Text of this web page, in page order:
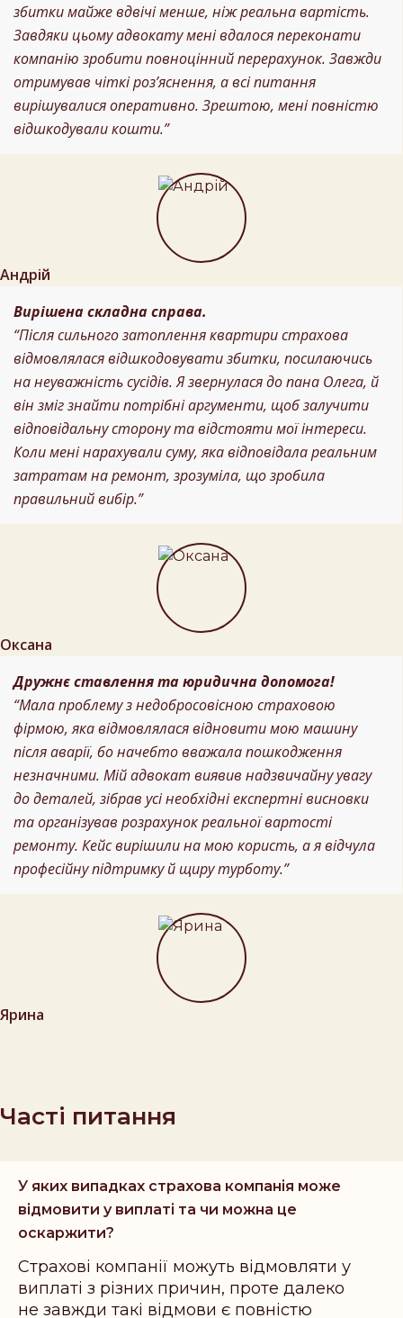
збитки майже вдвічі менше, ніж реальна вартість.
Завдяки цьому адвокату мені вдалося переконати
компанію зробити повноцінний перерахунок. Завжди
отримував чіткі роз’яснення, а всі питання
вирішувалися оперативно. Зрештою, мені повністю
відшкодували кошти.”
Андрій
Вирішена складна справа.
“Після сильного затоплення квартири страхова
відмовлялася відшкодовувати збитки, посилаючись
на неуважність сусідів. Я звернулася до пана Олега, й
він зміг знайти потрібні аргументи, щоб залучити
відповідальну сторону та відстояти мої інтереси.
Коли мені нарахували суму, яка відповідала реальним
затратам на ремонт, зрозуміла, що зробила
правильний вибір.”
Оксана
Дружнє ставлення та юридична допомога!
“Мала проблему з недобросовісною страховою
фірмою, яка відмовлялася відновити мою машину
після аварії, бо начебто вважала пошкодження
незначними. Мій адвокат виявив надзвичайну увагу
до деталей, зібрав усі необхідні експертні висновки
та організував розрахунок реальної вартості
ремонту. Кейс вирішили на мою користь, а я відчула
професійну підтримку й щиру турботу.”
Ярина
Часті питання
У яких випадках страхова компанія може
відмовити у виплаті та чи можна це
оскаржити?
Страхові компанії можуть відмовляти у
виплаті з різних причин, проте далеко
не завжди такі відмови є повністю